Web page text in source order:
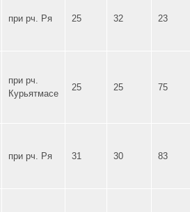
при рч. Ря 25 32 23
при рч.
Курьятмасе
25 25 75
при рч. Ря 31 30 83